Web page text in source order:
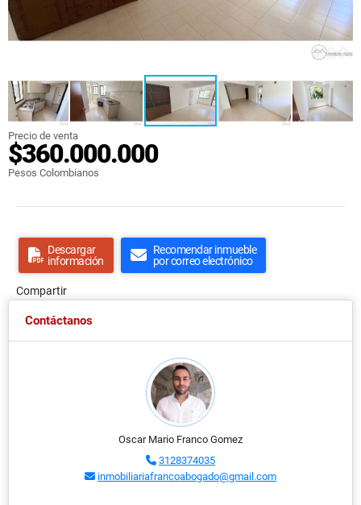
Precio de venta
$360.000.000
Pesos Colombianos
Descargar
información
Recomendar inmueble
por correo electrónico
Compartir
Contáctanos
Oscar Mario Franco Gomez
3128374035
inmobiliariafrancoabogado@gmail.com